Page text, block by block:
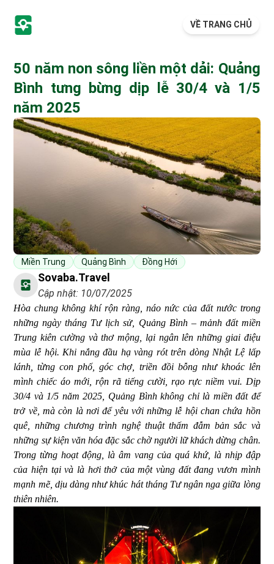
VỀ TRANG CHỦ
50 năm non sông liền một dải: Quảng
Bình tưng bừng dịp lễ 30/4 và 1/5
năm 2025
Miền Trung Quảng Bình Đồng Hới
Sovaba.travel
Cập nhật: 10/07/2025
Hòa chung không khí rộn ràng, náo nức của đất nước trong
những ngày tháng Tư lịch sử, Quảng Bình – mảnh đất miền
Trung kiên cường và thơ mộng, lại ngân lên những giai điệu
mùa lễ hội. Khi nắng đầu hạ vàng rót trên dòng Nhật Lệ lấp
lánh, từng con phố, góc chợ, triền đồi bỗng như khoác lên
mình chiếc áo mới, rộn rã tiếng cười, rạo rực niềm vui. Dịp
30/4 và 1/5 năm 2025, Quảng Bình không chỉ là miền đất để
trở về, mà còn là nơi để yêu với những lễ hội chan chứa hồn
quê, những chương trình nghệ thuật thấm đẫm bản sắc và
những sự kiện văn hóa đặc sắc chờ người lữ khách dừng chân.
Trong từng hoạt động, là âm vang của quá khứ, là nhịp đập
của hiện tại và là hơi thở của một vùng đất đang vươn mình
mạnh mẽ, dịu dàng như khúc hát tháng Tư ngân nga giữa lòng
thiên nhiên.